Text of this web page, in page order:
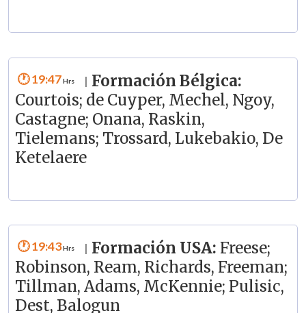
19:47
Formación Bélgica:
Courtois; de Cuyper, Mechel, Ngoy,
Castagne; Onana, Raskin,
Tielemans; Trossard, Lukebakio, De
Ketelaere
19:43 Formación USA: Freese;
Robinson, Ream, Richards, Freeman;
Tillman, Adams, McKennie; Pulisic,
Dest, Balogun